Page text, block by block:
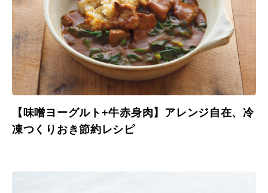
【味噌ヨーグルト+牛赤身肉】アレンジ自在、冷
凍つくりおき節約レシピ